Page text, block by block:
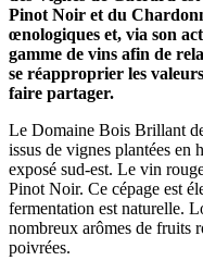
Pinot Noir et du
œnologiques et, via son
gamme de vins afin de
se réapproprier les
faire partager.
Le Domaine Bois Brillant
issus de vignes plantées en
exposé sud-est. Le vin
Pinot Noir. Ce cépage est
fermentation est naturelle.
nombreux arômes de fruits
poivrées.